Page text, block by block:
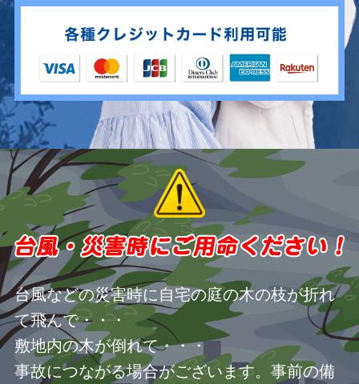
台風などの災害時に自宅の庭の木の枝が折れ
て飛んで・・・
敷地内の木が倒れて・・・
事故につながる場合がございます。事前の備